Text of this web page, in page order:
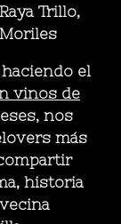
Trillo,
el
vinos de
nos
más
historia